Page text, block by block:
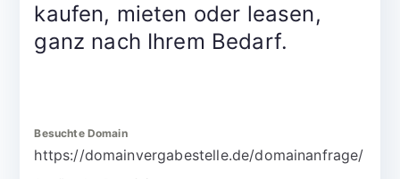
kaufen, mieten oder leasen,
ganz nach Ihrem Bedarf.
Besuchte Domain
https://domainvergabestelle.de/domainanfrage/